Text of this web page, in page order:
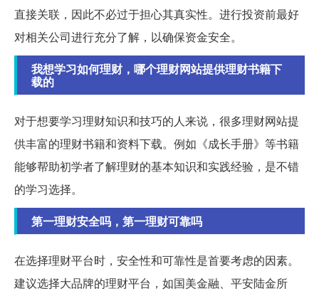
直接关联，因此不必过于担心其真实性。进行投资前最好
对相关公司进行充分了解，以确保资金安全。
我想学习如何理财，哪个理财网站提供理财书籍下
载的
对于想要学习理财知识和技巧的人来说，很多理财网站提
供丰富的理财书籍和资料下载。例如《成长手册》等书籍
能够帮助初学者了解理财的基本知识和实践经验，是不错
的学习选择。
第一理财安全吗，第一理财可靠吗
在选择理财平台时，安全性和可靠性是首要考虑的因素。
建议选择大品牌的理财平台，如国美金融、平安陆金所